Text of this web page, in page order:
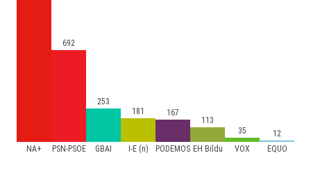
NA+ PSN-PSOE GBAI I-E (n) PODEMOS EH Bildu VOX EQUO
692
253
181
167
113
35
12